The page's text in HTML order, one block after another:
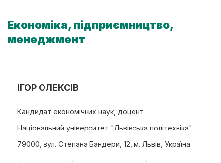
Економіка, підприємництво,
менеджмент
ІГОР ОЛЕКСІВ
Кандидат економічних наук, доцент
Національний університет "Львівська політехніка"
79000, вул. Степана Бандери, 12, м. Львів, Україна